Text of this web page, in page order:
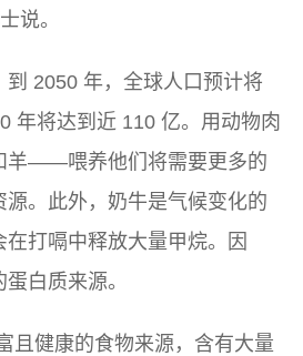
说。
2050 年，全球人口预计将
年将达到近 110 亿。用动物肉
——喂养他们将需要更多的
源。此外，奶牛是气候变化的
打嗝中释放大量甲烷。因
白质来源。
且健康的食物来源，含有大量